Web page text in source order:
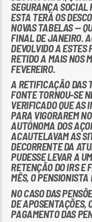
SEGURANÇA SOCIAL
ESTA TERÁ OS
NOVAS TABELAS —
FINAL DE JANEIRO.
DEVOLVIDO A ESTES
RETIDO A MAIS NOS
FEVEREIRO.
A RETIFICAÇÃO DAS
FONTE TORNOU-SE
VERIFICADO QUE AS
PARA VIGORAREM
AUTÓNOMA DOS
ACAUTELAVAM AS
DECORRENTE DA
PUDESSE LEVAR A
RETENÇÃO DO IRS E
MÊS, O PENSIONISTA
NO CASO DAS
DE APOSENTAÇÕES,
PAGAMENTO DAS